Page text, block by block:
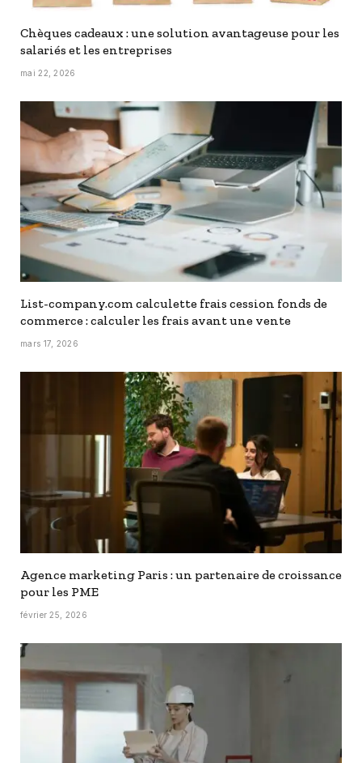
Chèques cadeaux : une solution avantageuse pour les
salariés et les entreprises
mai 22, 2026
List-company.com calculette frais cession fonds de
commerce : calculer les frais avant une vente
mars 17, 2026
Agence marketing Paris : un partenaire de croissance
pour les PME
février 25, 2026